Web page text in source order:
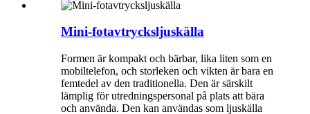
Mini-fotavtrycksljuskälla
Formen är kompakt och bärbar, lika liten som en
mobiltelefon, och storleken och vikten är bara en
femtedel av den traditionella. Den är särskilt
lämplig för utredningspersonal på plats att bära
och använda. Den kan användas som ljuskälla